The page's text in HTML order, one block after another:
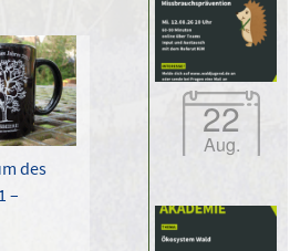
des
–
22
Aug.